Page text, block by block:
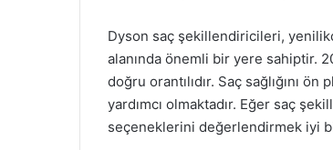
Dyson saç şekillendiricileri,
alanında önemli bir yere sahiptir.
doğru orantılıdır. Saç sağlığını
yardımcı olmaktadır. Eğer saç
seçeneklerini değerlendirmek iyi